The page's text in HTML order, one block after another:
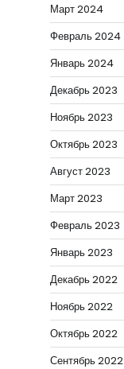
Март 2024
Февраль 2024
Январь 2024
Декабрь 2023
Ноябрь 2023
Октябрь 2023
Август 2023
Март 2023
Февраль 2023
Январь 2023
Декабрь 2022
Ноябрь 2022
Октябрь 2022
Сентябрь 2022